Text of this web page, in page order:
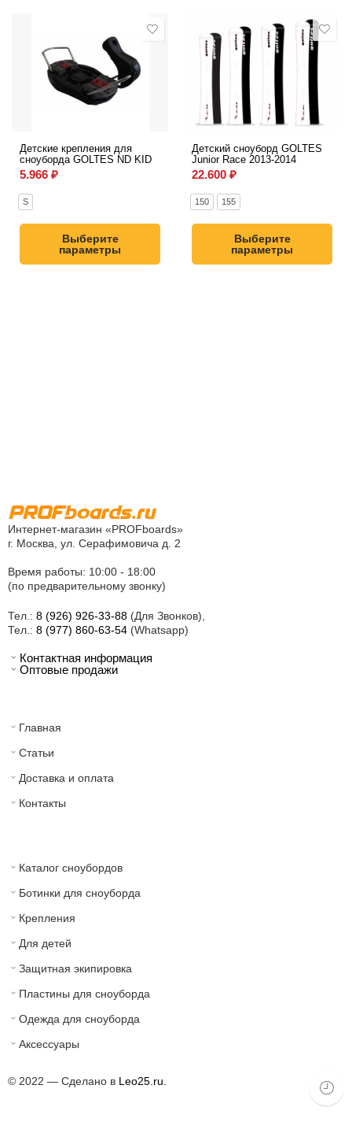
Детские крепления для
сноуборда GOLTES ND KID
5.966 ₽
S
Выберите
параметры
Детский сноуборд GOLTES
Junior Race 2013-2014
22.600 ₽
150 155
Выберите
параметры
Интернет-магазин «PROFboards»
г. Москва, ул. Серафимовича д. 2
Время работы: 10:00 - 18:00
(по предварительному звонку)
Тел.: 8 (926) 926-33-88 (Для Звонков),
Тел.: 8 (977) 860-63-54 (Whatsapp)
Контактная информация
Оптовые продажи
Главная
Статьи
Доставка и оплата
Контакты
Каталог сноубордов
Ботинки для сноуборда
Крепления
Для детей
Защитная экипировка
Пластины для сноуборда
Одежда для сноуборда
Аксессуары
© 2022 — Сделано в Leo25.ru.